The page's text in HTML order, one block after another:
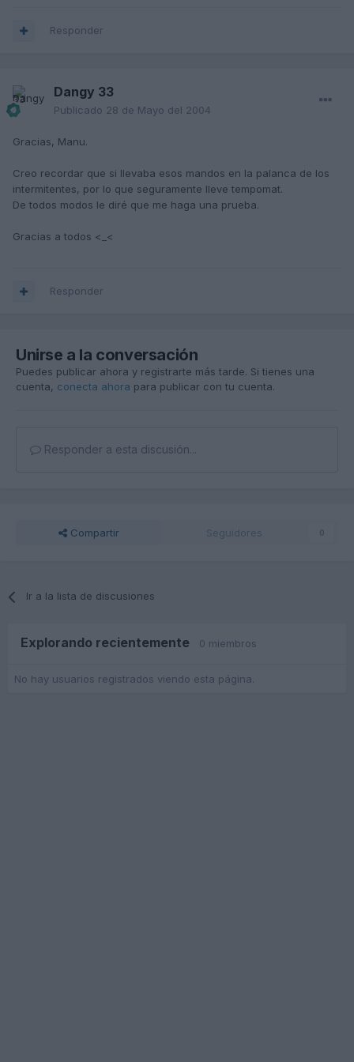
Responder
Dangy 33
Publicado 28 de Mayo del 2004
Gracias, Manu.
Creo recordar que si llevaba esos mandos en la palanca de los
intermitentes, por lo que seguramente lleve tempomat.
De todos modos le diré que me haga una prueba.
Gracias a todos <_<
Responder
Unirse a la conversación
Puedes publicar ahora y registrarte más tarde. Si tienes una
cuenta, conecta ahora para publicar con tu cuenta.
Responder a esta discusión...
Compartir Seguidores 0
Ir a la lista de discusiones
Explorando recientemente 0 miembros
No hay usuarios registrados viendo esta página.